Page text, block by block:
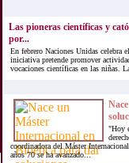
Las pioneras científicas y
por...
En febrero Naciones Unidas
iniciativa pretende promover
vocaciones científicas en las niñas.
"Hoy
coordinadora del Máster
años 70 se ha avanzado...